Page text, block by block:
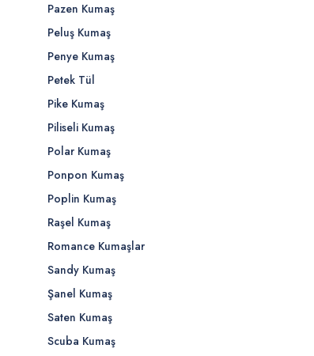
Pazen Kumaş
Peluş Kumaş
Penye Kumaş
Petek Tül
Pike Kumaş
Piliseli Kumaş
Polar Kumaş
Ponpon Kumaş
Poplin Kumaş
Raşel Kumaş
Romance Kumaşlar
Sandy Kumaş
Şanel Kumaş
Saten Kumaş
Scuba Kumaş